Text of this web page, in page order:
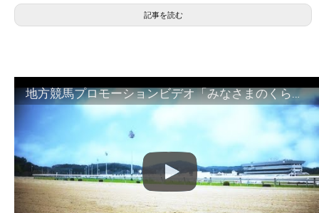
記事を読む
地方競馬プロモーションビデオ「みなさまのくらしのために」30秒篇｜NAR公式